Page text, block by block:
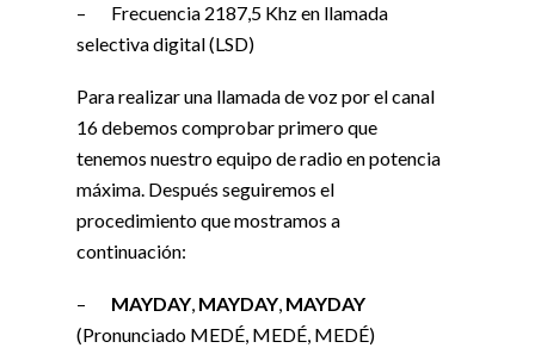
– Frecuencia 2187,5 Khz en llamada
selectiva digital (LSD)
Para realizar una llamada de voz por el canal
16 debemos comprobar primero que
tenemos nuestro equipo de radio en potencia
máxima. Después seguiremos el
procedimiento que mostramos a
continuación:
– MAYDAY, MAYDAY, MAYDAY
(Pronunciado MEDÉ, MEDÉ, MEDÉ)